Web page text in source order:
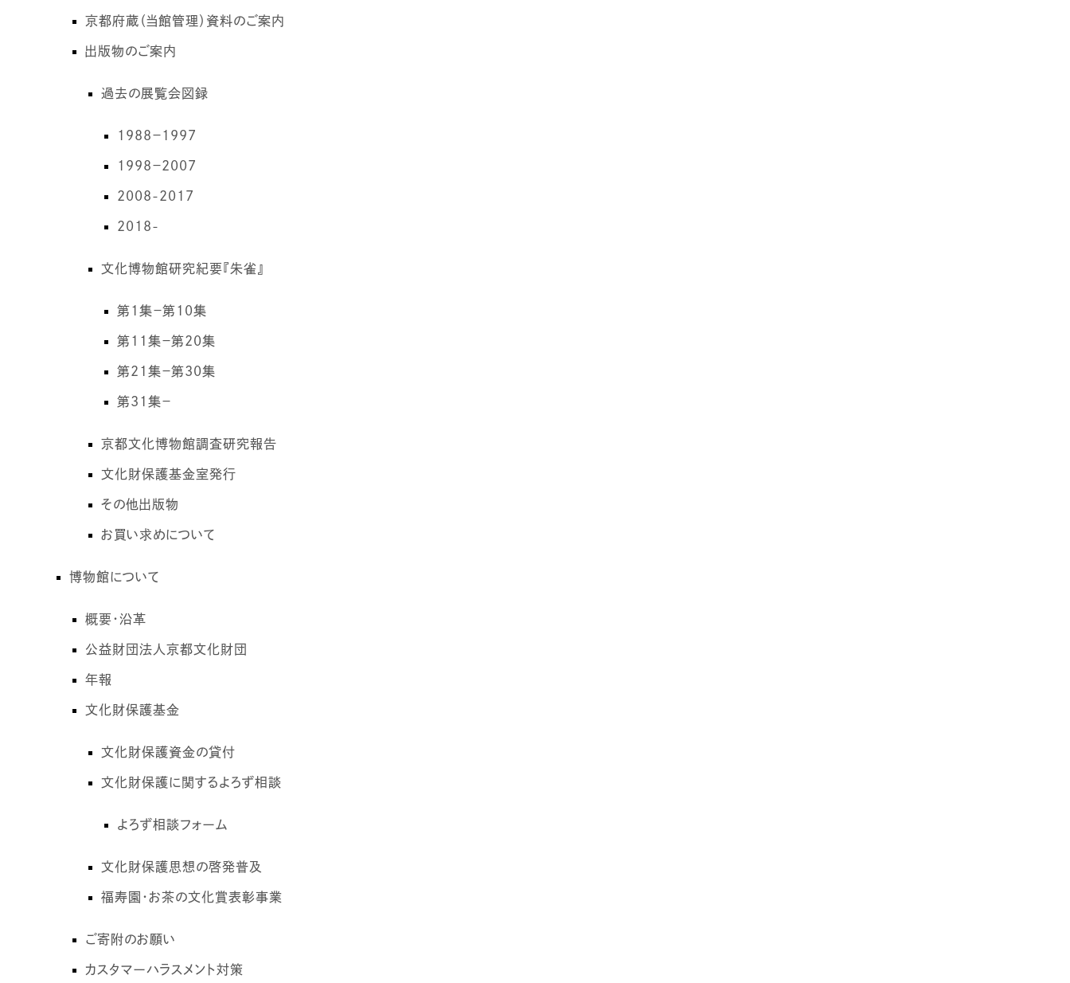
京都府蔵（当館管理）資料のご案内
出版物のご案内
過去の展覧会図録
1988－1997
1998－2007
2008-2017
2018-
文化博物館研究紀要『朱雀』
第1集－第10集
第11集－第20集
第21集－第30集
第31集－
京都文化博物館調査研究報告
文化財保護基金室発行
その他出版物
お買い求めについて
博物館について
概要・沿革
公益財団法人京都文化財団
年報
文化財保護基金
文化財保護資金の貸付
文化財保護に関するよろず相談
よろず相談フォーム
文化財保護思想の啓発普及
福寿園・お茶の文化賞表彰事業
ご寄附のお願い
カスタマーハラスメント対策